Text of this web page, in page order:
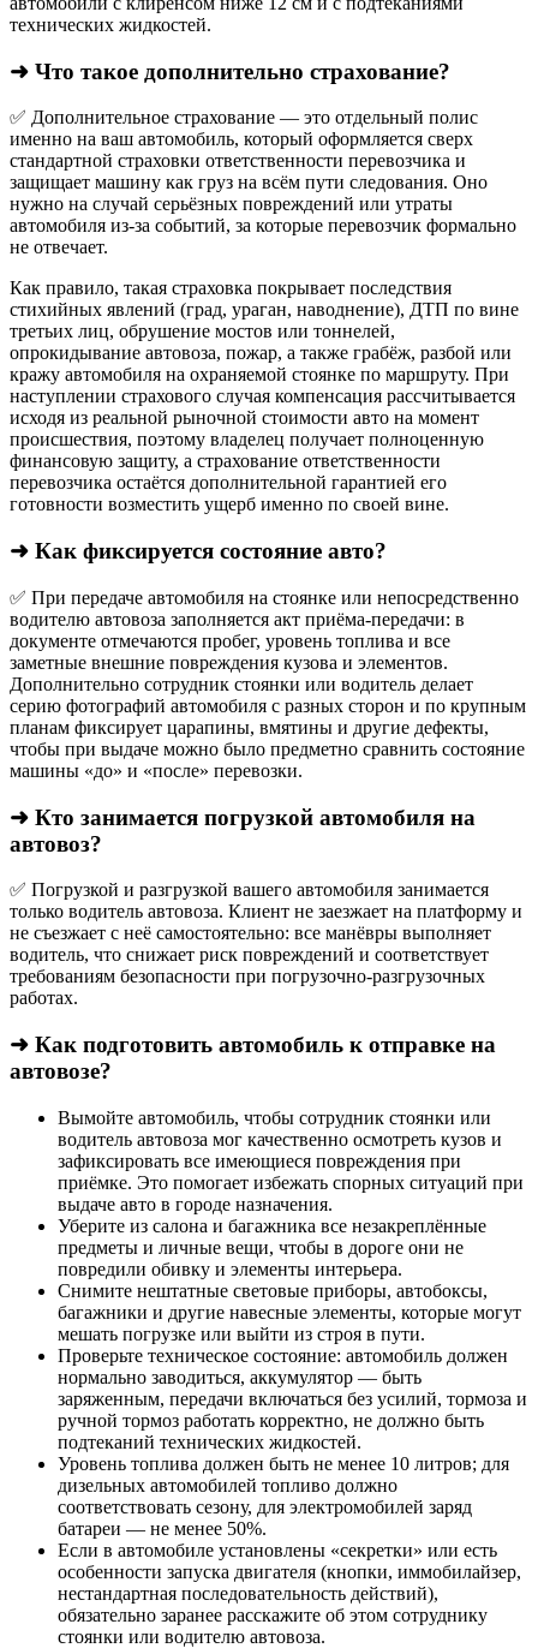
технических жидкостей.
➜ Что такое дополнительно страхование?
✅ Дополнительное страхование — это отдельный полис
именно на ваш автомобиль, который оформляется сверх
стандартной страховки ответственности перевозчика и
защищает машину как груз на всём пути следования. Оно
нужно на случай серьёзных повреждений или утраты
автомобиля из‑за событий, за которые перевозчик формально
не отвечает.​
Как правило, такая страховка покрывает последствия
стихийных явлений (град, ураган, наводнение), ДТП по вине
третьих лиц, обрушение мостов или тоннелей,
опрокидывание автовоза, пожар, а также грабёж, разбой или
кражу автомобиля на охраняемой стоянке по маршруту. При
наступлении страхового случая компенсация рассчитывается
исходя из реальной рыночной стоимости авто на момент
происшествия, поэтому владелец получает полноценную
финансовую защиту, а страхование ответственности
перевозчика остаётся дополнительной гарантией его
готовности возместить ущерб именно по своей вине.
➜ Как фиксируется состояние авто?
✅ При передаче автомобиля на стоянке или непосредственно
водителю автовоза заполняется акт приёма-передачи: в
документе отмечаются пробег, уровень топлива и все
заметные внешние повреждения кузова и элементов.
Дополнительно сотрудник стоянки или водитель делает
серию фотографий автомобиля с разных сторон и по крупным
планам фиксирует царапины, вмятины и другие дефекты,
чтобы при выдаче можно было предметно сравнить состояние
машины «до» и «после» перевозки.
➜ Кто занимается погрузкой автомобиля на
автовоз?
✅ Погрузкой и разгрузкой вашего автомобиля занимается
только водитель автовоза. Клиент не заезжает на платформу и
не съезжает с неё самостоятельно: все манёвры выполняет
водитель, что снижает риск повреждений и соответствует
требованиям безопасности при погрузочно-разгрузочных
работах.
➜ Как подготовить автомобиль к отправке на
автовозе?
Вымойте автомобиль, чтобы сотрудник стоянки или
водитель автовоза мог качественно осмотреть кузов и
зафиксировать все имеющиеся повреждения при
приёмке. Это помогает избежать спорных ситуаций при
выдаче авто в городе назначения.
Уберите из салона и багажника все незакреплённые
предметы и личные вещи, чтобы в дороге они не
повредили обивку и элементы интерьера.
Снимите нештатные световые приборы, автобоксы,
багажники и другие навесные элементы, которые могут
мешать погрузке или выйти из строя в пути.
Проверьте техническое состояние: автомобиль должен
нормально заводиться, аккумулятор — быть
заряженным, передачи включаться без усилий, тормоза и
ручной тормоз работать корректно, не должно быть
подтеканий технических жидкостей.
Уровень топлива должен быть не менее 10 литров; для
дизельных автомобилей топливо должно
соответствовать сезону, для электромобилей заряд
батареи — не менее 50%.
Если в автомобиле установлены «секретки» или есть
особенности запуска двигателя (кнопки, иммобилайзер,
нестандартная последовательность действий),
обязательно заранее расскажите об этом сотруднику
стоянки или водителю автовоза.